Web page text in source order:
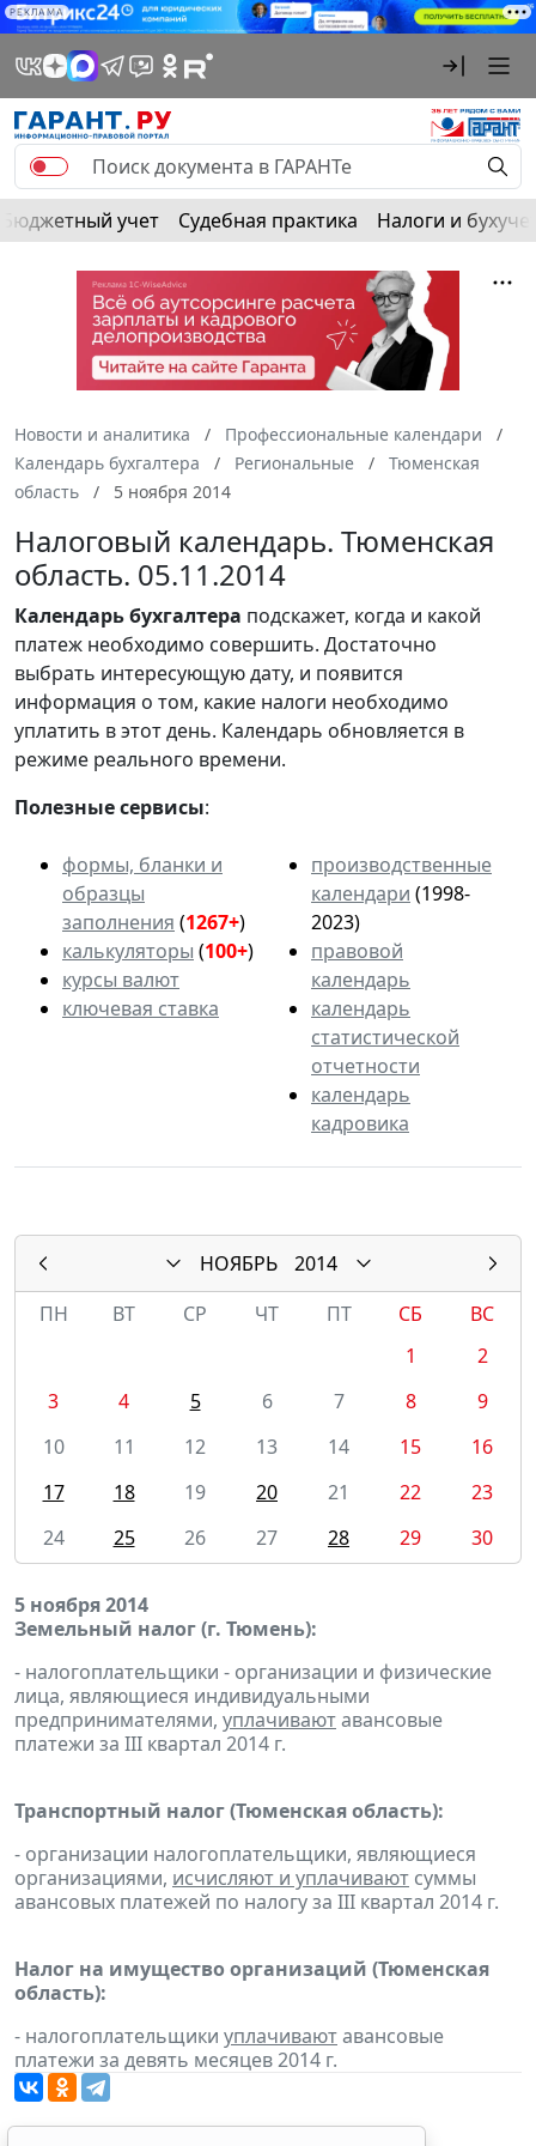
РЕКЛАМА
Бюджетный учет Судебная практика Налоги и
Новости и аналитика
Профессиональные календари
Календарь бухгалтера
Региональные
Тюменская
область
5 ноября 2014
Налоговый календарь. Тюменская
область. 05.11.2014
Календарьбухгалтера подскажет, когда и какой
платеж необходимо совершить. Достаточно
выбрать интересующую дату, и появится
информация о том, какие налоги необходимо
уплатить в этот день. Календарь обновляется в
режиме реального времени.
Полезные сервисы:
формы, бланки и
образцы
заполнения (1267+)
калькуляторы (100+)
курсы валют
ключевая ставка
производственные
календари (1998-
2023)
правовой
календарь
календарь
статистической
отчетности
календарь
кадровика
НОЯБРЬ
2014
ПН
ВТ СР ЧТ ПТ СБ
ВС
1
2
3
4 5 6 7 8
9
10
11 12 13 14 15
16
17
18 19 20 21 22
23
24
25 26 27 28 29 30
5 ноября 2014
Земельный налог (г. Тюмень):
- налогоплательщики - организации и физические
лица, являющиеся индивидуальными
предпринимателями, уплачиваютавансовые
платежи за III квартал 2014 г.
Транспортный налог (Тюменская область):
- организации налогоплательщики, являющиеся
организациями, исчисляют и уплачивают суммы
авансовых платежей по налогу за III квартал 2014 г.
Налог на имущество организаций (Тюменская
область):
- налогоплательщики уплачиваютавансовые
платежи за девять месяцев 2014 г.